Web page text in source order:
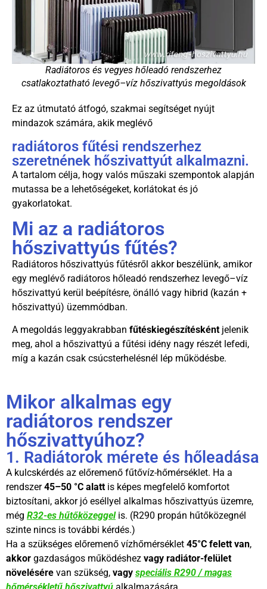
Radiátoros és vegyes hőleadó rendszerhez
csatlakoztatható levegő–víz hőszivattyús megoldások
Ez az útmutató átfogó, szakmai segítséget nyújt
mindazok számára, akik meglévő
radiátoros fűtési rendszerhez
szeretnének hőszivattyút alkalmazni.
A tartalom célja, hogy valós műszaki szempontok alapján
mutassa be a lehetőségeket, korlátokat és jó
gyakorlatokat.
Mi az a radiátoros
hőszivattyús fűtés?
Radiátoros hőszivattyús fűtésről akkor beszélünk, amikor
egy meglévő radiátoros hőleadó rendszerhez levegő–víz
hőszivattyú kerül beépítésre, önálló vagy hibrid (kazán +
hőszivattyú) üzemmódban.
A megoldás leggyakrabban fűtéskiegészítésként jelenik
meg, ahol a hőszivattyú a fűtési idény nagy részét lefedi,
míg a kazán csak csúcsterhelésnél lép működésbe.
Mikor alkalmas egy
radiátoros rendszer
hőszivattyúhoz?
1. Radiátorok mérete és hőleadása
A kulcskérdés az előremenő fűtővíz-hőmérséklet. Ha a
rendszer45–50 °C alatt is képes megfelelő komfortot
biztosítani, akkor jó eséllyel alkalmas hőszivattyús üzemre,
még R32-es hűtőközeggelis. (R290 propán hűtőközegnél
szinte nincs is további kérdés.)
Ha a szükséges előremenő vízhőmérséklet 45°C felett van,
akkor gazdaságos működéshez vagy radiátor-felület
növelésére van szükség, vagy speciális R290 / magas